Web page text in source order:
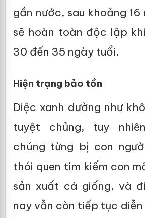
gần nước, sau khoảng
sẽ hoàn toàn độc lập
30 đến 35 ngày tuổi.
Hiện trạng bảo tồn
Diệc xanh dường như
tuyệt chủng, tuy
chúng từng bị con
thói quen tìm kiếm con
sản xuất cá giống, và
nay vẫn còn tiếp tục